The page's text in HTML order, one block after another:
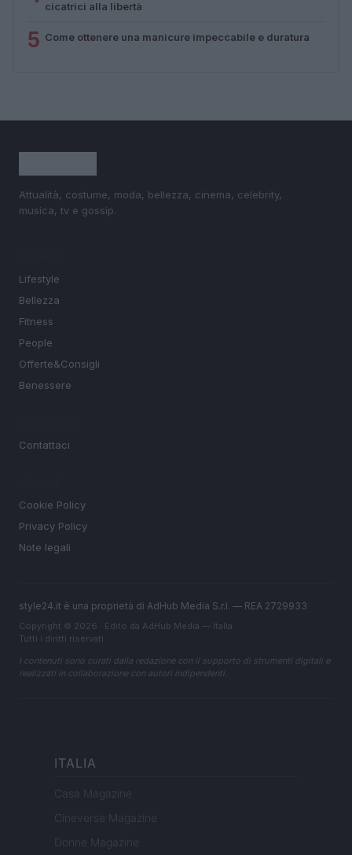
cicatrici alla libertà
5 Come ottenere una manicure impeccabile e duratura
Attualità, costume, moda, bellezza, cinema, celebrity,
musica, tv e gossip.
Lifestyle
Bellezza
Fitness
People
Offerte&Consigli
Benessere
Contattaci
Cookie Policy
Privacy Policy
Note legali
style24.it è una proprietà di AdHub Media S.r.l. — REA 2729933
Copyright © 2026 · Edito da AdHub Media — Italia
Tutti i diritti riservati
I contenuti sono curati dalla redazione con il supporto di strumenti digitali e
realizzati in collaborazione con autori indipendenti.
ITALIA
Casa Magazine
Cineverse Magazine
Donne Magazine